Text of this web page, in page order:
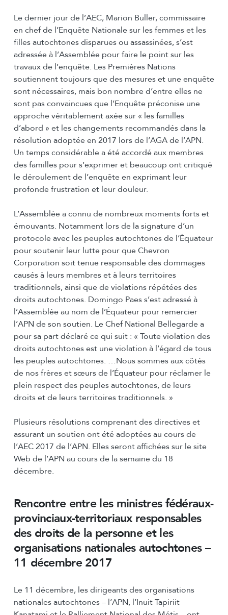
Le dernier jour de l’AEC, Marion Buller, commissaire
en chef de l’Enquête Nationale sur les femmes et les
filles autochtones disparues ou assassinées, s’est
adressée à l’Assemblée pour faire le point sur les
travaux de l’enquête. Les Premières Nations
soutiennent toujours que des mesures et une enquête
sont nécessaires, mais bon nombre d’entre elles ne
sont pas convaincues que l’Enquête préconise une
approche véritablement axée sur « les familles
d’abord » et les changements recommandés dans la
résolution adoptée en 2017 lors de l’AGA de l’APN.
Un temps considérable a été accordé aux membres
des familles pour s’exprimer et beaucoup ont critiqué
le déroulement de l’enquête en exprimant leur
profonde frustration et leur douleur.
L’Assemblée a connu de nombreux moments forts et
émouvants. Notamment lors de la signature d’un
protocole avec les peuples autochtones de l’Équateur
pour soutenir leur lutte pour que Chevron
Corporation soit tenue responsable des dommages
causés à leurs membres et à leurs territoires
traditionnels, ainsi que de violations répétées des
droits autochtones. Domingo Paes s’est adressé à
l’Assemblée au nom de l’Équateur pour remercier
l’APN de son soutien. Le Chef National Bellegarde a
pour sa part déclaré ce qui suit : « Toute violation des
droits autochtones est une violation à l’égard de tous
les peuples autochtones. …Nous sommes aux côtés
de nos frères et sœurs de l’Équateur pour réclamer le
plein respect des peuples autochtones, de leurs
droits et de leurs territoires traditionnels. »
Plusieurs résolutions comprenant des directives et
assurant un soutien ont été adoptées au cours de
l’AEC 2017 de l’APN. Elles seront affichées sur le site
Web de l’APN au cours de la semaine du 18
décembre.
Rencontre entre les ministres fédéraux-
provinciaux-territoriaux responsables
des droits de la personne et les
organisations nationales autochtones –
11 décembre 2017
Le 11 décembre, les dirigeants des organisations
nationales autochtones – l’APN, l’Inuit Tapiriit